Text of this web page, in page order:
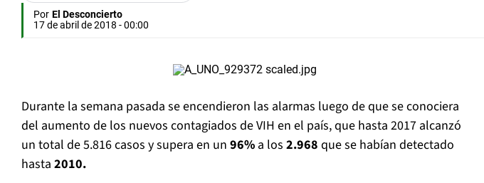
Por El Desconcierto
17 de abril de 2018 - 00:00
Durante la semana pasada se encendieron las alarmas luego de que se conociera
del aumento de los nuevos contagiados de VIH en el país, que hasta 2017 alcanzó
un total de 5.816 casos y supera en un 96% a los 2.968 que se habían detectado
hasta 2010.